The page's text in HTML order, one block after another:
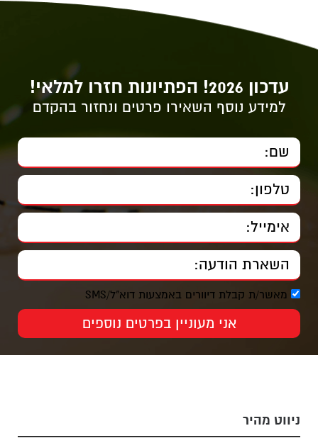
עדכון 2026! הפתיונות חזרו למלאי!
למידע נוסף השאירו פרטים ונחזור בהקדם
מאשר/ת קבלת דיוורים באמצעות דוא"ל/SMS
ניווט מהיר